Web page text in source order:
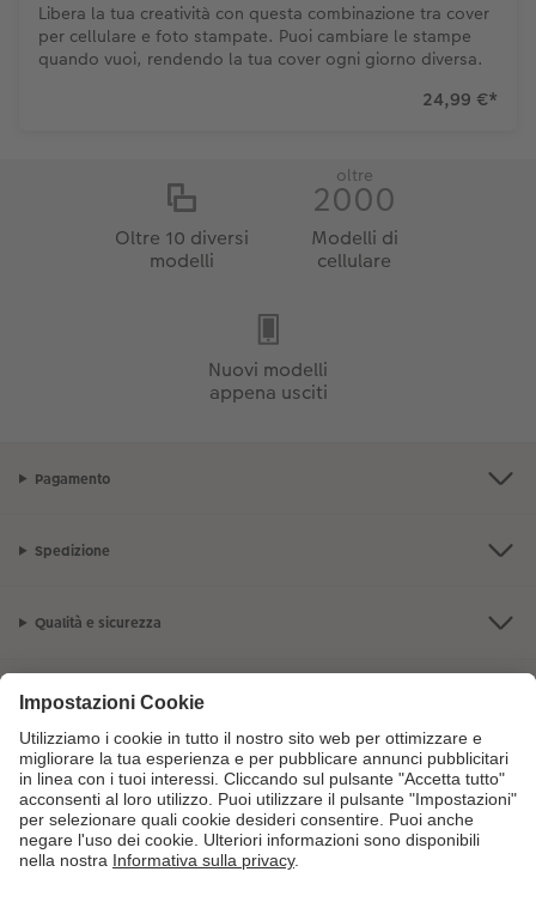
Libera la tua creatività con questa combinazione tra cover
per cellulare e foto stampate. Puoi cambiare le stampe
quando vuoi, rendendo la tua cover ogni giorno diversa.
24,99 €*
Oltre 10 diversi
modelli
oltre
2000
Modelli di
cellulare
Nuovi modelli
appena usciti
Pagamento
Spedizione
Qualità e sicurezza
Servizio clienti
L'azienda CEWE
I nostri prodotti